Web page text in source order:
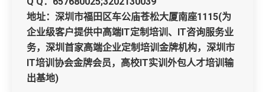
地址：深圳市福田区车公庙苍松大厦南座1115(为
企业级客户提供中高端IT定制培训、IT咨询服务业
务，深圳首家高端企业定制培训金牌机构，深圳市
IT培训协会金牌会员，高校IT实训外包人才培训输
出基地)